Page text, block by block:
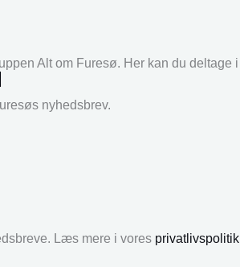
Alt om Furesø. Her kan du
nyhedsbrev.
Læs mere i vores privatlivspolitik